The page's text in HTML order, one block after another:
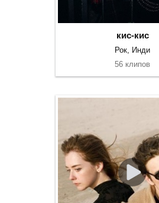
кис-кис
Рок, Инди
56 клипов